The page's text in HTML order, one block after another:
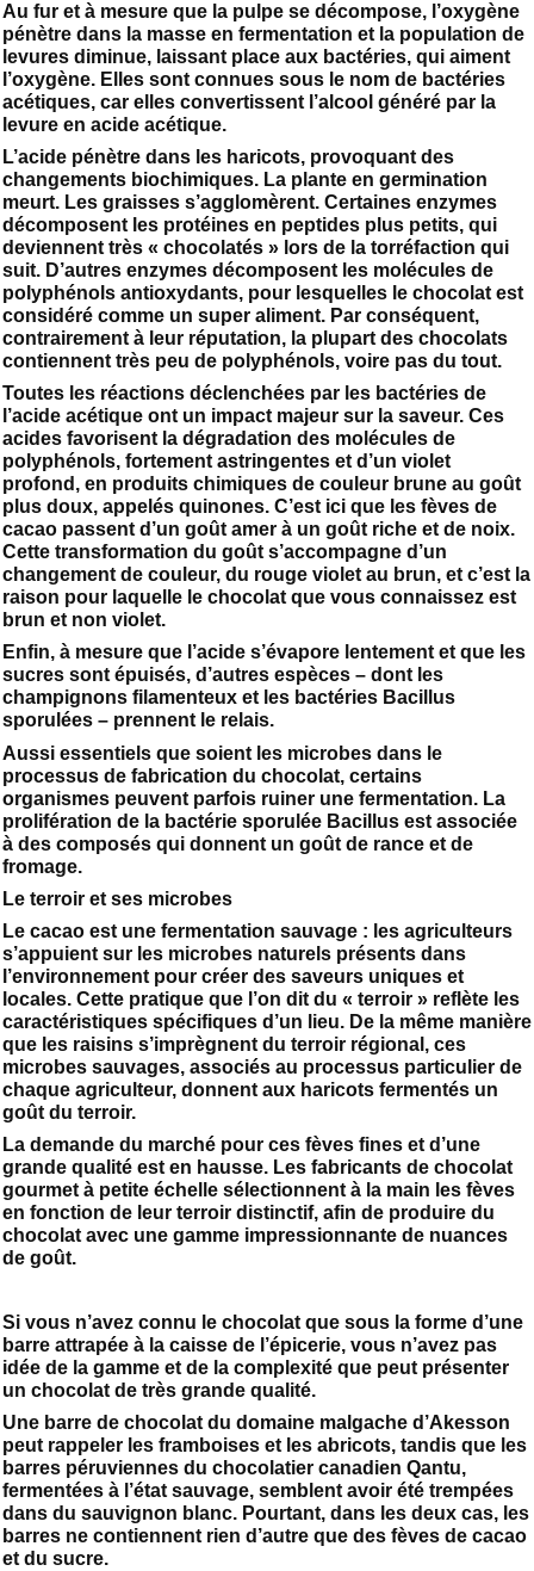
Au fur et à mesure que la pulpe se décompose, l’oxygène
pénètre dans la masse en fermentation et la population de
levures diminue, laissant place aux bactéries, qui aiment
l’oxygène. Elles sont connues sous le nom de bactéries
acétiques, car elles convertissent l’alcool généré par la
levure en acide acétique.
L’acide pénètre dans les haricots, provoquant des
changements biochimiques. La plante en germination
meurt. Les graisses s’agglomèrent. Certaines enzymes
décomposent les protéines en peptides plus petits, qui
deviennent très « chocolatés » lors de la torréfaction qui
suit. D’autres enzymes décomposent les molécules de
polyphénols antioxydants, pour lesquelles le chocolat est
considéré comme un super aliment. Par conséquent,
contrairement à leur réputation, la plupart des chocolats
contiennent très peu de polyphénols, voire pas du tout.
Toutes les réactions déclenchées par les bactéries de
l’acide acétique ont un impact majeur sur la saveur. Ces
acides favorisent la dégradation des molécules de
polyphénols, fortement astringentes et d’un violet
profond, en produits chimiques de couleur brune au goût
plus doux, appelés quinones. C’est ici que les fèves de
cacao passent d’un goût amer à un goût riche et de noix.
Cette transformation du goût s’accompagne d’un
changement de couleur, du rouge violet au brun, et c’est la
raison pour laquelle le chocolat que vous connaissez est
brun et non violet.
Enfin, à mesure que l’acide s’évapore lentement et que les
sucres sont épuisés, d’autres espèces – dont les
champignons filamenteux et les bactéries Bacillus
sporulées – prennent le relais.
Aussi essentiels que soient les microbes dans le
processus de fabrication du chocolat, certains
organismes peuvent parfois ruiner une fermentation. La
prolifération de la bactérie sporulée Bacillus est associée
à des composés qui donnent un goût de rance et de
fromage.
Le terroir et ses microbes
Le cacao est une fermentation sauvage : les agriculteurs
s’appuient sur les microbes naturels présents dans
l’environnement pour créer des saveurs uniques et
locales. Cette pratique que l’on dit du « terroir » reflète les
caractéristiques spécifiques d’un lieu. De la même manière
que les raisins s’imprègnent du terroir régional, ces
microbes sauvages, associés au processus particulier de
chaque agriculteur, donnent aux haricots fermentés un
goût du terroir.
La demande du marché pour ces fèves fines et d’une
grande qualité est en hausse. Les fabricants de chocolat
gourmet à petite échelle sélectionnent à la main les fèves
en fonction de leur terroir distinctif, afin de produire du
chocolat avec une gamme impressionnante de nuances
de goût.
Si vous n’avez connu le chocolat que sous la forme d’une
barre attrapée à la caisse de l’épicerie, vous n’avez pas
idée de la gamme et de la complexité que peut présenter
un chocolat de très grande qualité.
Une barre de chocolat du domaine malgache d’Akesson
peut rappeler les framboises et les abricots, tandis que les
barres péruviennes du chocolatier canadien Qantu,
fermentées à l’état sauvage, semblent avoir été trempées
dans du sauvignon blanc. Pourtant, dans les deux cas, les
barres ne contiennent rien d’autre que des fèves de cacao
et du sucre.